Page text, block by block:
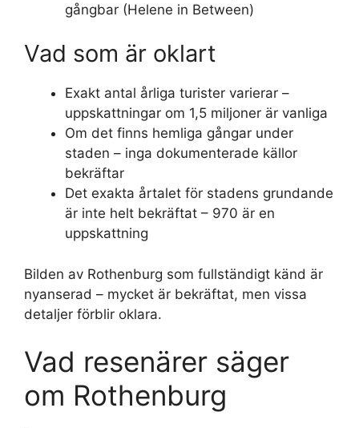
gångbar (Helene in Between)
Vad som är oklart
Exakt antal årliga turister varierar –
uppskattningar om 1,5 miljoner är vanliga
Om det finns hemliga gångar under
staden – inga dokumenterade källor
bekräftar
Det exakta årtalet för stadens grundande
är inte helt bekräftat – 970 är en
uppskattning
Bilden av Rothenburg som fullständigt känd är
nyanserad – mycket är bekräftat, men vissa
detaljer förblir oklara.
Vad resenärer säger
om Rothenburg